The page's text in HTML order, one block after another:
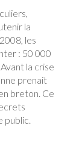
la
les
: 50 000
la crise
prenait
breton. Ce
public.